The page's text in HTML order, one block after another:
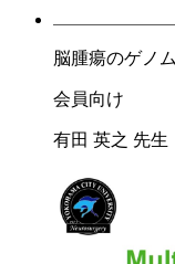
脳腫瘍のゲノ
会員向け
有田 英之 先生